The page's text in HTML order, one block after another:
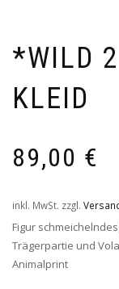
*WILD
KLEID
89,00 €
inkl. MwSt. zzgl.
Figur
Trägerpartie und
Animalprint